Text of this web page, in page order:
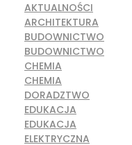
AKTUALNOŚCI
ARCHITEKTURA
BUDOWNICTWO
BUDOWNICTWO
CHEMIA
CHEMIA
DORADZTWO
EDUKACJA
EDUKACJA
ELEKTRYCZNA